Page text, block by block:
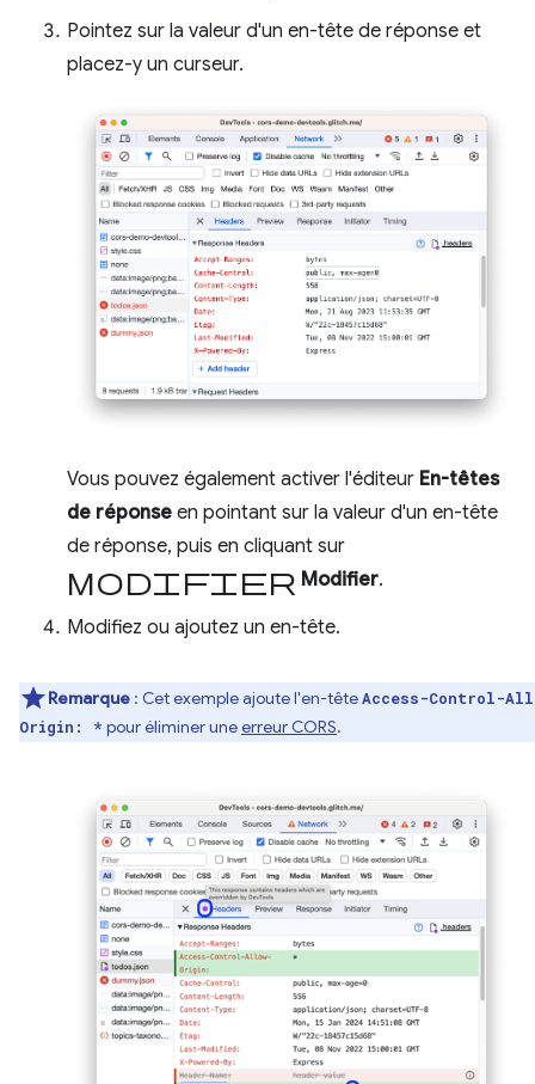
Pointez sur la valeur d'un en-tête de réponse et
placez-y un curseur.
Vous pouvez également activer l'éditeur En-têtes
de réponse en pointant sur la valeur d'un en-tête
de réponse, puis en cliquant sur
Modifier Modifier.
Modifiez ou ajoutez un en-tête.
Remarque : Cet exemple ajoute l'en-têteAccess-Control-
Origin: * pour éliminer uneerreur CORS.